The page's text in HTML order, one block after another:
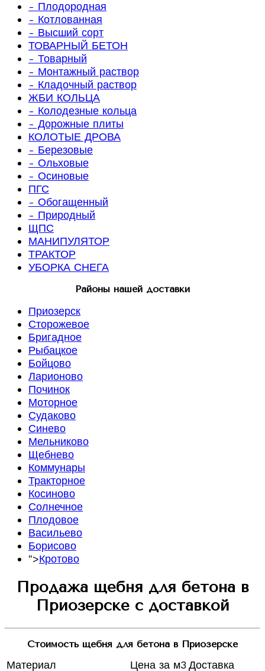
- Плодородная
- Котлованная
- Высший сорт
ТОВАРНЫЙ БЕТОН
- Товарный
- Монтажный раствор
- Кладочный раствор
ЖБИ КОЛЬЦА
- Колодезные кольца
- Дорожные плиты
КОЛОТЫЕ ДРОВА
- Березовые
- Ольховые
- Осиновые
ПГС
- Обогащенный
- Природный
ЩПС
МАНИПУЛЯТОР
ТРАКТОР
УБОРКА СНЕГА
Районы нашей доставки
Приозерск
Сторожевое
Бригадное
Рыбацкое
Бойцово
Ларионово
Починок
Моторное
Судаково
Синево
Мельниково
Щебнево
Коммунары
Тракторное
Косиново
Солнечное
Плодовое
Васильево
Борисово
">Кротово
Продажа щебня для бетона в
Приозерске с доставкой
Стоимость щебня для бетона в Приозерске
Материал Цена за м3 Доставка